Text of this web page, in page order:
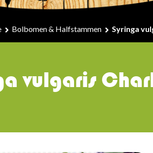
Bolbomen & Halfstammen Syringa
vulgaris